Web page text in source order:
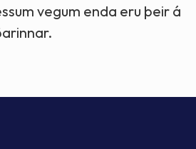
vegum enda eru þeir á